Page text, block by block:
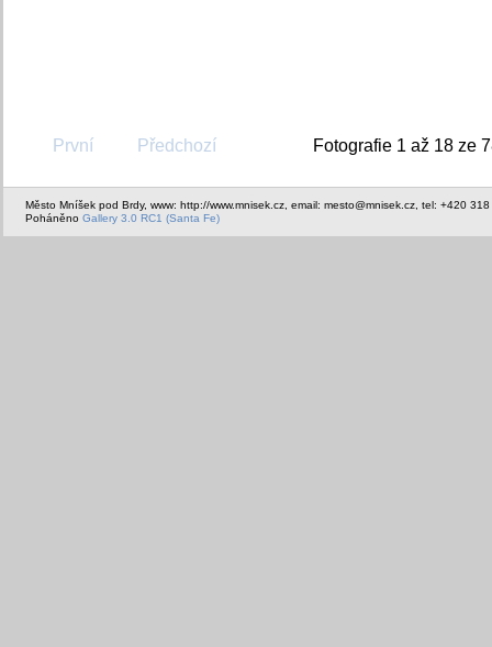
První Předchozí Fotografie 1 až 18 ze
Město Mníšek pod Brdy, www: http://www.mnisek.cz, email: mesto@mnisek.cz, tel: +420
Poháněno Gallery 3.0 RC1 (Santa Fe)